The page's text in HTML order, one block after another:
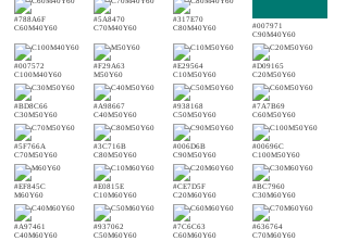
#788A6F
C60M40Y60
#5A8470
C70M40Y60
#317E70
C80M40Y60
#007971
C90M40Y60
#007572
C100M40Y60
#F29A63
M50Y60
#E29564
C10M50Y60
#D09165
C20M50Y60
#BD8C66
C30M50Y60
#A98667
C40M50Y60
#938168
C50M50Y60
#7A7B69
C60M50Y60
#5F766A
C70M50Y60
#3C716B
C80M50Y60
#006D6B
C90M50Y60
#00696C
C100M50Y60
#EF845C
M60Y60
#E0815E
C10M60Y60
#CE7D5F
C20M60Y60
#BC7960
C30M60Y60
#A97461
C40M60Y60
#937062
C50M60Y60
#7C6C63
C60M60Y60
#636764
C70M60Y60